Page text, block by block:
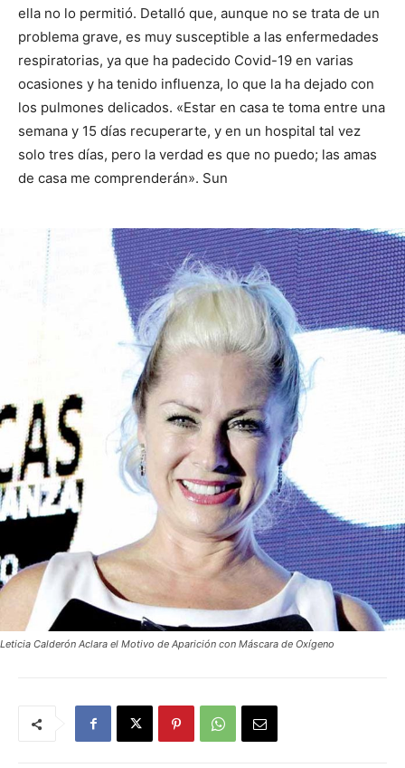
ella no lo permitió. Detalló que, aunque no se trata de un
problema grave, es muy susceptible a las enfermedades
respiratorias, ya que ha padecido Covid-19 en varias
ocasiones y ha tenido influenza, lo que la ha dejado con
los pulmones delicados. «Estar en casa te toma entre una
semana y 15 días recuperarte, y en un hospital tal vez
solo tres días, pero la verdad es que no puedo; las amas
de casa me comprenderán». Sun
Leticia Calderón Aclara el Motivo de Aparición con Máscara de Oxígeno